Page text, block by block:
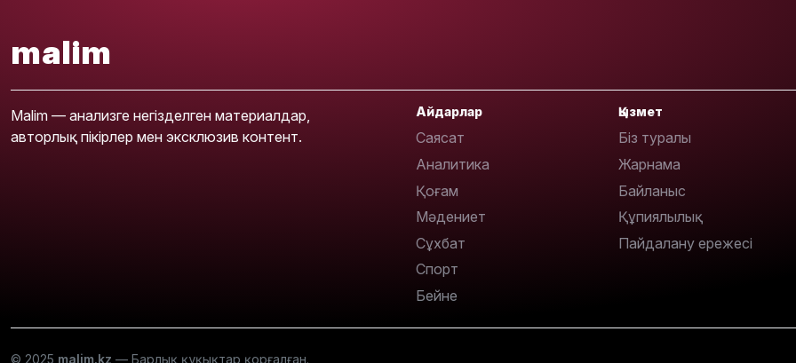
malim
Malim — анализге негізделген материалдар,
авторлық пікірлер мен эксклюзив контент.
Айдарлар
Саясат
Аналитика
Қоғам
Мәдениет
Сұхбат
Спорт
Бейне
Қызмет
Біз туралы
Жарнама
Байланыс
Құпиялылық
Пайдалану ережесі
© 2025 malim.kz — Барлық құқықтар қорғалған.